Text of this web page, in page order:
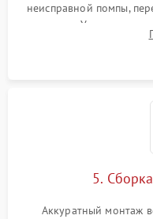
неисправной помпы,
жерновов. Установка
ring) и тефлоновых
5.
Аккуратный монтаж